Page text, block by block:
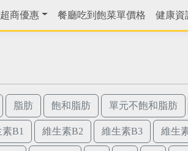
超商優惠 餐廳吃到飽菜單價格 健康資
脂肪 飽和脂肪 單元不飽和脂肪
B1 維生素B2 維生素B3 維生